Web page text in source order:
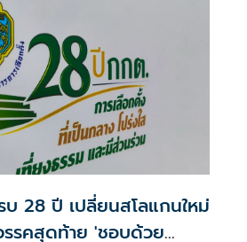
28 ปี เปลี่ยนสโลแกนใหม่
รคสุดท้าย 'ชอบด้วย